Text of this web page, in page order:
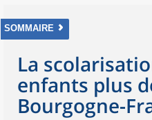
SOMMAIRE
La
enfants plus
Bourgogne-